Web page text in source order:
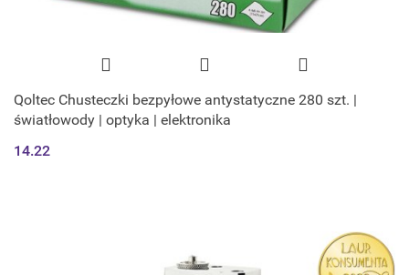
Qoltec Chusteczki bezpyłowe antystatyczne 280 szt. |
światłowody | optyka | elektronika
14.22